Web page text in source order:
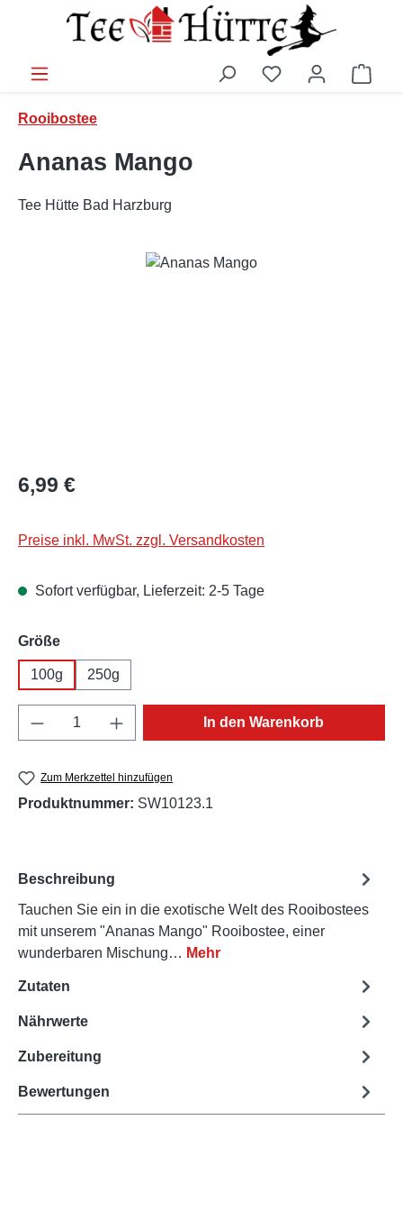
Zum Hauptinhalt springen
Rooibostee
Ananas Mango
Tee Hütte Bad Harzburg
Bildergalerie überspringen
Regulärer Preis:
6,99 €
Preise inkl. MwSt. zzgl. Versandkosten
Sofort verfügbar, Lieferzeit: 2-5 Tage
Größeauswählen
100g 250g
Produkt Anzahl: Gib den gewünschten
In den Warenkorb
Zum Merkzettel hinzufügen
Produktnummer: SW10123.1
Beschreibung
Tauchen Sie ein in die exotische Welt des Rooibostees
mit unserem "Ananas Mango" Rooibostee, einer
wunderbaren Mischung… Mehr
Zutaten
Nährwerte
Zubereitung
Bewertungen